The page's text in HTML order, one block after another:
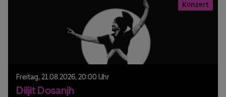
Konzert
Freitag, 21.08.2026, 20:00 Uhr
Diljit Dosanjh